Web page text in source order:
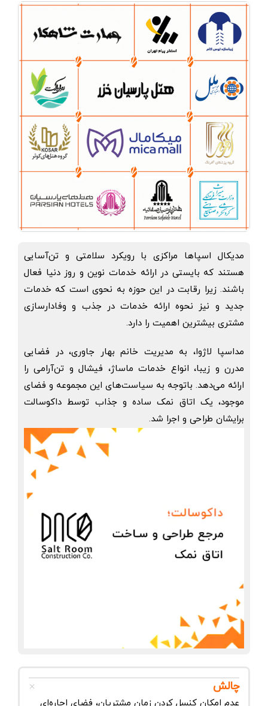
مدیکال اسپاها مراکزی با رویکرد سلامتی و تن‌آسایی
هستند که بایستی در ارائه خدمات نوین و روز دنیا فعال
باشند. زیرا رقابت در این حوزه به نحوی است که خدمات
جدید و نیز نحوه ارائه خدمات در جذب و وفادارسازی
مشتری بیشترین اهمیت را دارد.
مداسپا لاژوا، به مدیریت خانم بهار جاوری، در فضایی
مدرن و زیبا، انواع خدمات ماساژ، فیشال و تن‌آرامی را
ارائه می‌دهد. باتوجه به سیاست‌های این مجموعه و فضای
موجود، یک اتاق نمک ساده و جذاب توسط داکوسالت
برایشان طراحی و اجرا شد.
چالش
عدم امکان کنسل کردن زمان مشتریان، فضای اجاره‌ای